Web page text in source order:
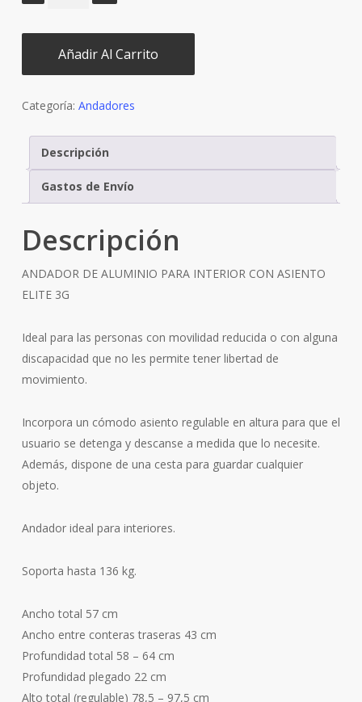
Añadir Al Carrito
Categoría: Andadores
Descripción
Gastos de Envío
Descripción
ANDADOR DE ALUMINIO PARA INTERIOR CON ASIENTO
ELITE 3G
Ideal para las personas con movilidad reducida o con alguna
discapacidad que no les permite tener libertad de
movimiento.
Incorpora un cómodo asiento regulable en altura para que el
usuario se detenga y descanse a medida que lo necesite.
Además, dispone de una cesta para guardar cualquier
objeto.
Andador ideal para interiores.
Soporta hasta 136 kg.
Ancho total 57 cm
Ancho entre conteras traseras 43 cm
Profundidad total 58 – 64 cm
Profundidad plegado 22 cm
Alto total (regulable) 78,5 – 97,5 cm